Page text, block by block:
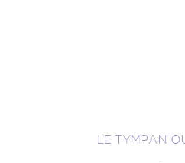
LE TYMPAN